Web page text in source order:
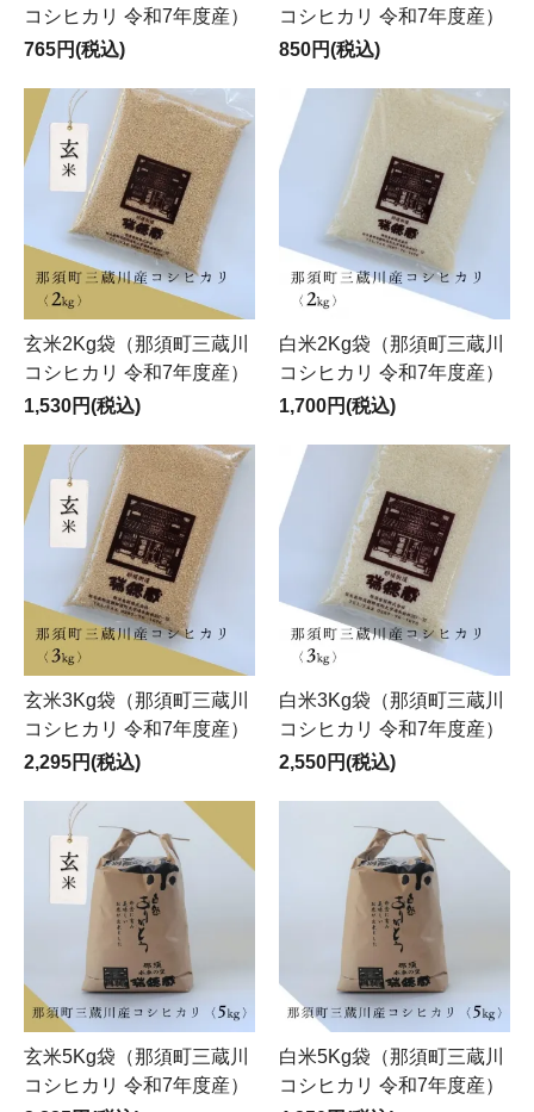
コシヒカリ 令和7年度産）
765円(税込)
コシヒカリ 令和7年度産）
850円(税込)
玄米2Kg袋（那須町三蔵川
コシヒカリ 令和7年度産）
1,530円(税込)
白米2Kg袋（那須町三蔵川
コシヒカリ 令和7年度産）
1,700円(税込)
玄米3Kg袋（那須町三蔵川
コシヒカリ 令和7年度産）
2,295円(税込)
白米3Kg袋（那須町三蔵川
コシヒカリ 令和7年度産）
2,550円(税込)
玄米5Kg袋（那須町三蔵川
コシヒカリ 令和7年度産）
白米5Kg袋（那須町三蔵川
コシヒカリ 令和7年度産）